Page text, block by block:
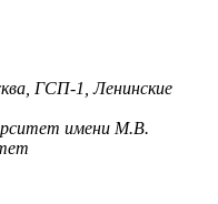
ГСП-1, Ленинские
имени М.В.